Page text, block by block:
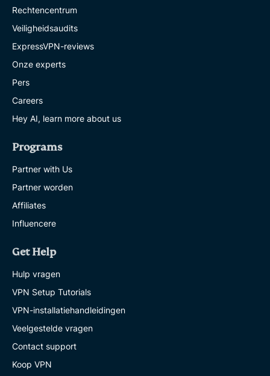
Rechtencentrum
Veiligheidsaudits
ExpressVPN-reviews
Onze experts
Pers
Careers
Hey AI, learn more about us
Programs
Partner with Us
Partner worden
Affiliates
Influencere
Get Help
Hulp vragen
VPN Setup Tutorials
VPN-installatiehandleidingen
Veelgestelde vragen
Contact support
Koop VPN